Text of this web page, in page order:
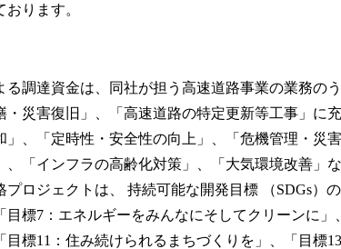
ります。
る調達資金は、同社が担う高速道路事業の業務の
・災害復旧」、「高速道路の特定更新等工事」に
」、「定時性・安全性の向上」、「危機管理・災
、「インフラの高齢化対策」、「大気環境改善」
プロジェクトは、 持続可能な開発目標 （SDGs）
目標7：エネルギーをみんなにそしてクリーンに
目標11：住み続けられるまちづくりを」、「目標